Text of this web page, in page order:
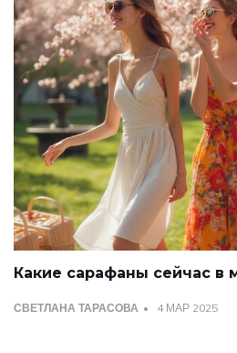
Какие сарафаны сейчас в
СВЕТЛАНА ТАРАСОВА 4 МАР 2025